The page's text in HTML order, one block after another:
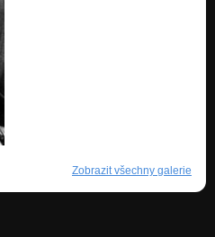
Zobrazit všechny galerie